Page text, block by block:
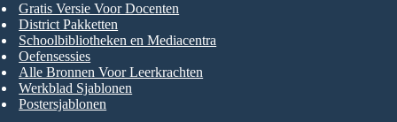
Gratis Versie Voor Docenten
District Pakketten
Schoolbibliotheken en Mediacentra
Oefensessies
Alle Bronnen Voor Leerkrachten
Werkblad Sjablonen
Postersjablonen